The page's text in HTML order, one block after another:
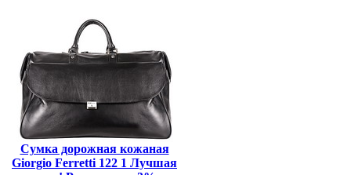
Сумка дорожная кожаная
Giorgio Ferretti 122 1 Лучшая